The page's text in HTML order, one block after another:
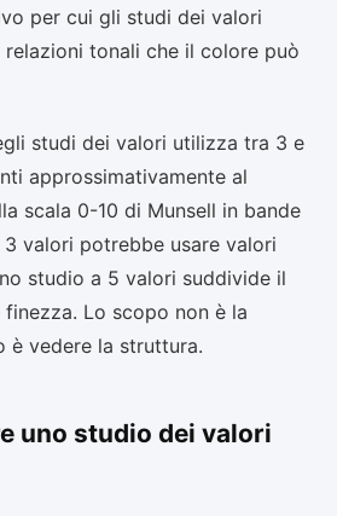
per cui gli studi dei valori
tonali che il colore può
studi dei valori utilizza tra 3 e
approssimativamente al
scala 0-10 di Munsell in bande
valori potrebbe usare valori
studio a 5 valori suddivide il
Lo scopo non è la
è vedere la struttura.
uno studio dei valori